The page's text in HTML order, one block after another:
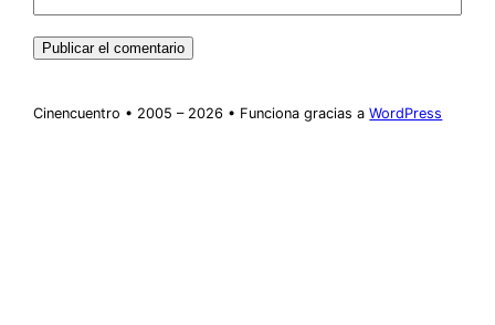
Cinencuentro • 2005 – 2026 • Funciona gracias aWordPress